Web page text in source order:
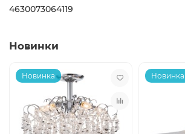
4630073064119
Новинки
Новинка Новинка